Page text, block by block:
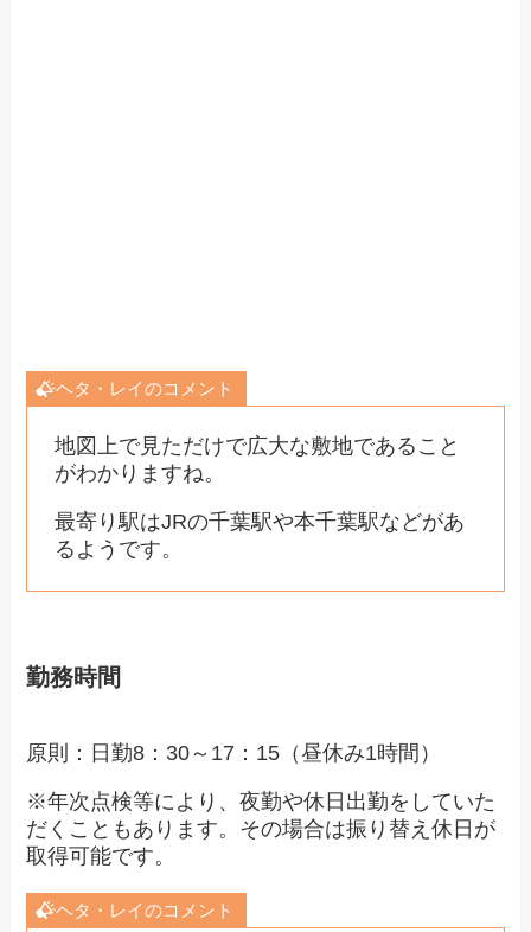
ヘタ・レイのコメント
地図上で見ただけで広大な敷地であること
がわかりますね。
最寄り駅はJRの千葉駅や本千葉駅などがあ
るようです。
勤務時間
原則：日勤8：30～17：15（昼休み1時間）
※年次点検等により、夜勤や休日出勤をしていた
だくこともあります。その場合は振り替え休日が
取得可能です。
ヘタ・レイのコメント